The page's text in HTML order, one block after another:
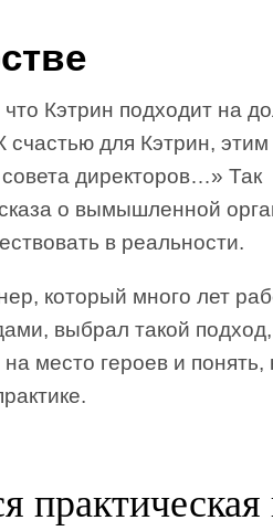
Кэтрин подходит на
счастью для Кэтрин, этим
директоров…» Так
о вымышленной
в реальности.
который много лет
выбрал такой
место героев и понять,
практическая